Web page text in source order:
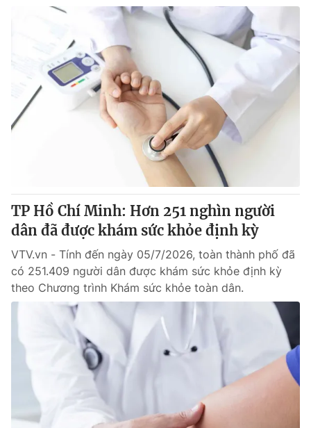
Shorts video
VTV Money VTV Thể thao
VTV Sức khoẻ Bất động sản
Tấm lòng Việt
Vươn mình bằng AI
VTV9 VTV8
Liên hệ tòa soạn English
THỜI BÁO VTV
Theo dõi báo trên
Cơ quan chủ quản: Đài Truyền hình Việt Nam
TP Hồ Chí Minh: Hơn 251 nghìn người
dân đã được khám sức khỏe định kỳ
VTV.vn - Tính đến ngày 05/7/2026, toàn thành phố đã
có 251.409 người dân được khám sức khỏe định kỳ
theo Chương trình Khám sức khỏe toàn dân.